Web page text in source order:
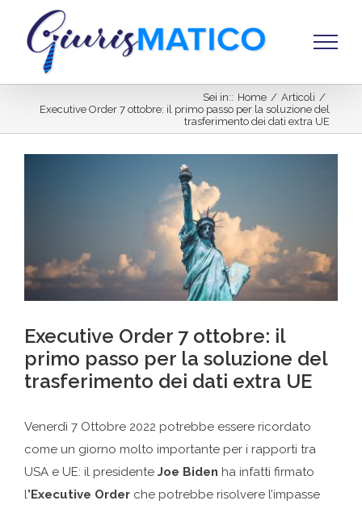
contenuto
Sei in:: Home / Articoli /
Executive Order 7 ottobre: il primo passo per la soluzione del
trasferimento dei dati extra UE
Executive Order 7 ottobre: il
primo passo per la soluzione del
trasferimento dei dati extra UE
Venerdì 7 Ottobre 2022 potrebbe essere ricordato
come un giorno molto importante per i rapporti tra
USA e UE: il presidente Joe Biden ha infatti firmato
l’Executive Order che potrebbe risolvere l’impasse